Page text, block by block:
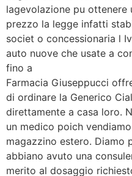
lagevolazione pu ottenere
prezzo la legge infatti
societ o concessionaria l
auto nuove che usate a
fino a
Farmacia Giuseppucci
di ordinare la Generico
direttamente a casa loro.
un medico poich
magazzino estero. Diamo
abbiano avuto una
merito al dosaggio